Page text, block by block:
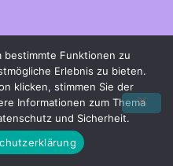
bestimmte Funktionen zu
Erlebnis zu bieten.
klicken, stimmen Sie der
Informationen zum Thema
und Sicherheit.